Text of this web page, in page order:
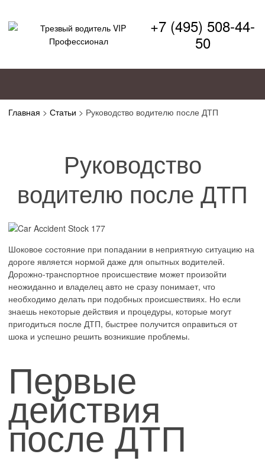
+7 (495) 508-44-
50
Главная > Статьи > Руководство водителю после ДТП
Руководство
водителю после ДТП
Шоковое состояние при попадании в неприятную ситуацию на
дороге является нормой даже для опытных водителей.
Дорожно-транспортное происшествие может произойти
неожиданно и владелец авто не сразу понимает, что
необходимо делать при подобных происшествиях. Но если
знаешь некоторые действия и процедуры, которые могут
пригодиться после ДТП, быстрее получится оправиться от
шока и успешно решить возникшие проблемы.
Первые
действия
после ДТП